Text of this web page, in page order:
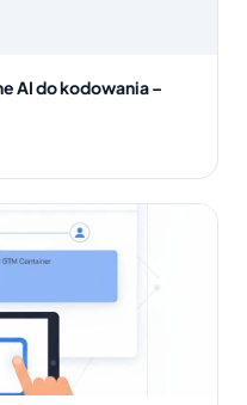
AI do kodowania –